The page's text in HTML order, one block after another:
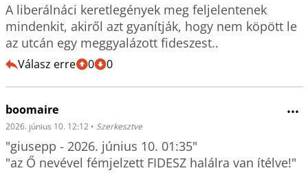
A liberálnáci keretlegények meg feljelentenek
mindenkit, akiről azt gyanítják, hogy nem köpött le
az utcán egy meggyalázott fideszest..
Válasz erre 0 0
boomaire •••
2026. június 10. 12:12 • Szerkesztve
"giusepp - 2026. június 10. 01:35"
"az Ő nevével fémjelzett FIDESZ halálra van ítélve!"